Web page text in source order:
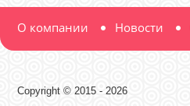
О компании Новости
Copyright © 2015 - 2026